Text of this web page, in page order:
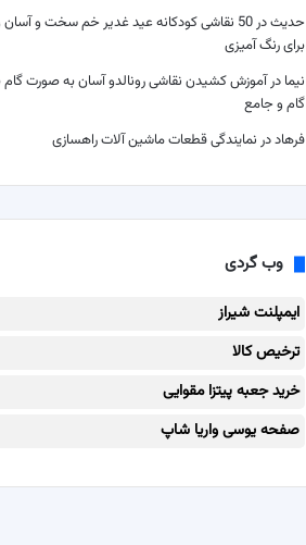
حدیثدر
50 نقاشی کودکانه عید غدیر خم سخت و آسان
برای رنگ آمیزی
نیما درآموزش کشیدن نقاشی رونالدو آسان به صورت گام
گام و جامع
فرهاددر نمایندگی قطعات ماشین آلات راهسازی
وب گردی
ایمپلنت شیراز
ترخیص کالا
خرید جعبه پیتزا مقوایی
صفحه یوسی واریا شاپ